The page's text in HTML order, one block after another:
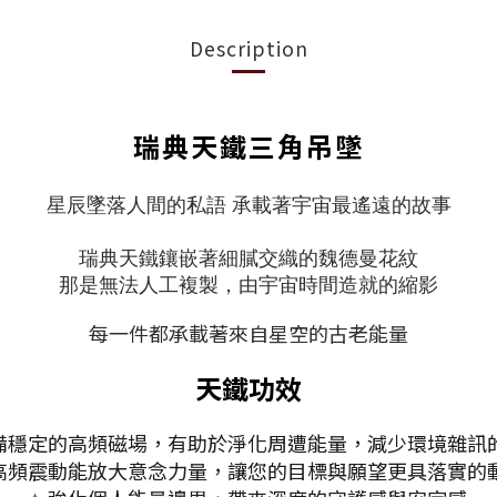
Description
瑞典天鐵三角吊墜
星辰墜落人間的私語 承載著宇宙最遙遠的故事
瑞典天鐵鑲嵌著細膩交織的魏德曼花紋
那是無法人工複製，由宇宙時間造就的縮影
每一件都承載著來自星空的古老能量
天鐵功效
定的高頻磁場，有助於淨化周遭能量，減少環境雜訊
震動能放大意念力量，讓您的目標與願望更具落實的